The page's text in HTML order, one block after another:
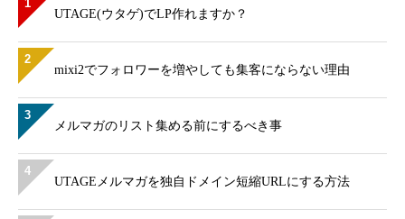
1
UTAGE(ウタゲ)でLP作れますか？
2
mixi2でフォロワーを増やしても集客にならない理由
3
メルマガのリスト集める前にするべき事
4
UTAGEメルマガを独自ドメイン短縮URLにする方法